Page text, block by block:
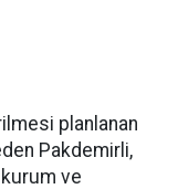
planlanan
Pakdemirli,
ve